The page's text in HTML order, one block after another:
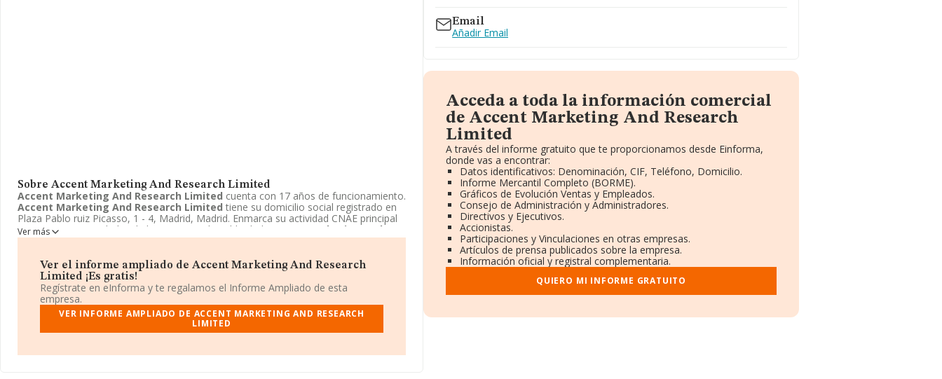
Sobre Accent Marketing And Research Limited
Accent Marketing And Research Limited cuenta con 17 años de funcionamiento.
Accent Marketing And Research Limited tiene su domicilio social registrado en
Plaza Pablo ruiz Picasso, 1 - 4, Madrid, Madrid. Enmarca su actividad CNAE principal
como 7311 - Actividades de las agencias de publicidad.
Accent Marketing And
Research Limitedaparece inscrita como Otras entidades extranjeras.
Ver más
Ver el informe ampliado de Accent Marketing And Research
Limited ¡Es gratis!
Regístrate en eInforma y te regalamos el Informe Ampliado de esta
empresa.
VER INFORME AMPLIADO DE ACCENT MARKETING AND RESEARCH
LIMITED
Email
Añadir Email
Acceda a toda la información comercial
de Accent Marketing And Research
Limited
A través del informe gratuito que te proporcionamos desde Einforma,
donde vas a encontrar:
Datos identificativos: Denominación, CIF, Teléfono, Domicilio.
Informe Mercantil Completo (BORME).
Gráficos de Evolución Ventas y Empleados.
Consejo de Administración y Administradores.
Directivos y Ejecutivos.
Accionistas.
Participaciones y Vinculaciones en otras empresas.
Artículos de prensa publicados sobre la empresa.
Información oficial y registral complementaria.
QUIERO MI INFORME GRATUITO